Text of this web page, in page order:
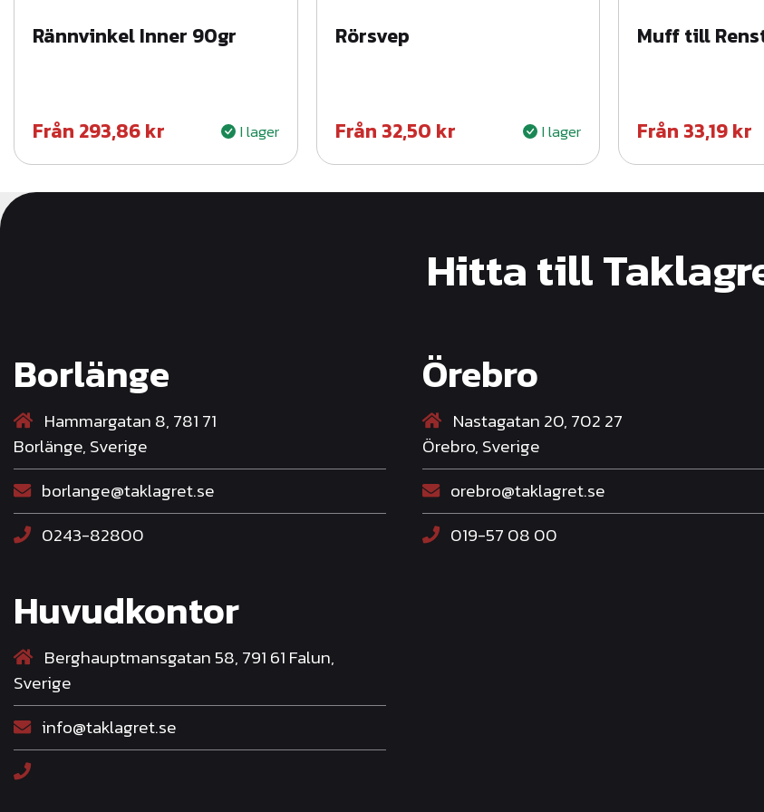
Rännvinkel Inner 90gr
Från 293,86kr I lager
Rörsvep
Från 32,50 kr I lager
Muff till
Från 33,19kr
Hitta till
Borlänge
Hammargatan 8, 781 71
Borlänge, Sverige
borlange@taklagret.se
0243-82800
Örebro
Nastagatan 20, 702 27
Örebro, Sverige
orebro@taklagret.se
019-57 08 00
Huvudkontor
Berghauptmansgatan 58, 791 61 Falun,
Sverige
info@taklagret.se